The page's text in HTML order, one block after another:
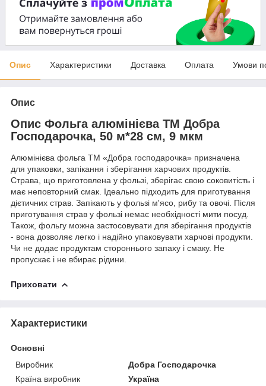
Опис Характеристики Доставка Оплата Умови
Опис
Опис Фольга алюмінієва ТМ Добра
Господарочка, 50 м*28 см, 9 мкм
Алюмінієва фольга ТМ «Добра господарочка» призначена
для упаковки, запікання і зберігання харчових продуктів.
Страва, що приготовлена у фользі, зберігає свою соковитість і
має неповторний смак. Ідеально підходить для приготування
дієтичних страв. Запікають у фользі м'ясо, рибу та овочі. Після
приготування страв у фользі немає необхідності мити посуд.
Також, фольгу можна застосовувати для зберігання продуктів
- вона дозволяє легко і надійно упаковувати харчові продукти.
Чи не додає продуктам стороннього запаху і смаку. Не
пропускає і не вбирає рідини.
Приховати
Характеристики
Основні
Виробник
Добра Господарочка
Країна виробник
Україна